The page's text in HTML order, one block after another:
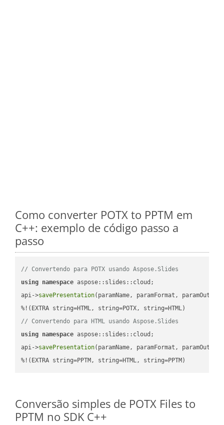
Como converter POTX to PPTM em
C++: exemplo de código passo a
passo
// Convertendo para POTX usando Aspose.Slides
using namespace aspose::slides::cloud;
api->savePresentation(paramName, paramFormat,
// Convertendo para HTML usando Aspose.Slides
using namespace aspose::slides::cloud;
api->savePresentation(paramName, paramFormat,
%!(EXTRA string=PPTM, string=HTML, string=PPTM)
Conversão simples de POTX Files to
PPTM no SDK C++